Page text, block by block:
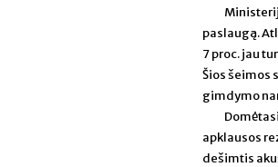
paslaugą.
7 proc. jau
Šios šeimos
gimdymo
apklausos
dešimtis